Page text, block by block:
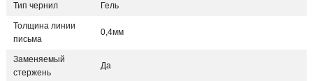
Тип чернил Гель
Толщина линии
письма
0,4мм
Заменяемый
стержень
Да